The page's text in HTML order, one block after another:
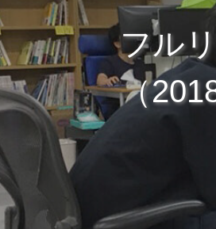
仕事を知る
不動産シ
求人採用情報
フル
（